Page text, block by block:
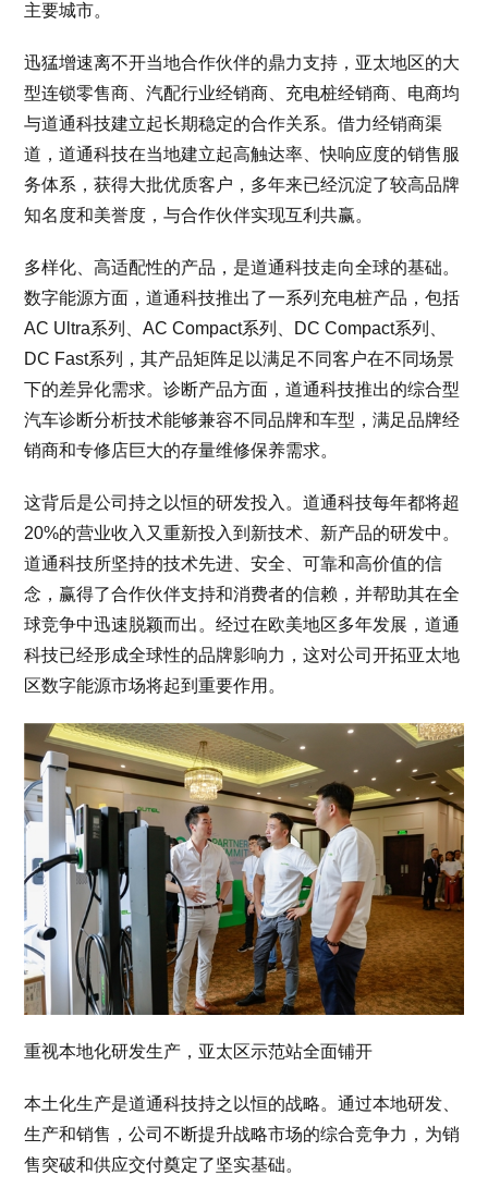
主要城市。
迅猛增速离不开当地合作伙伴的鼎力支持，亚太地区的大
型连锁零售商、汽配行业经销商、充电桩经销商、电商均
与道通科技建立起长期稳定的合作关系。借力经销商渠
道，道通科技在当地建立起高触达率、快响应度的销售服
务体系，获得大批优质客户，多年来已经沉淀了较高品牌
知名度和美誉度，与合作伙伴实现互利共赢。
多样化、高适配性的产品，是道通科技走向全球的基础。
数字能源方面，道通科技推出了一系列充电桩产品，包括
AC Ultra系列、AC Compact系列、DC Compact系列、
DC Fast系列，其产品矩阵足以满足不同客户在不同场景
下的差异化需求。诊断产品方面，道通科技推出的综合型
汽车诊断分析技术能够兼容不同品牌和车型，满足品牌经
销商和专修店巨大的存量维修保养需求。
这背后是公司持之以恒的研发投入。道通科技每年都将超
20%的营业收入又重新投入到新技术、新产品的研发中。
道通科技所坚持的技术先进、安全、可靠和高价值的信
念，赢得了合作伙伴支持和消费者的信赖，并帮助其在全
球竞争中迅速脱颖而出。经过在欧美地区多年发展，道通
科技已经形成全球性的品牌影响力，这对公司开拓亚太地
区数字能源市场将起到重要作用。
重视本地化研发生产，亚太区示范站全面铺开
本土化生产是道通科技持之以恒的战略。通过本地研发、
生产和销售，公司不断提升战略市场的综合竞争力，为销
售突破和供应交付奠定了坚实基础。